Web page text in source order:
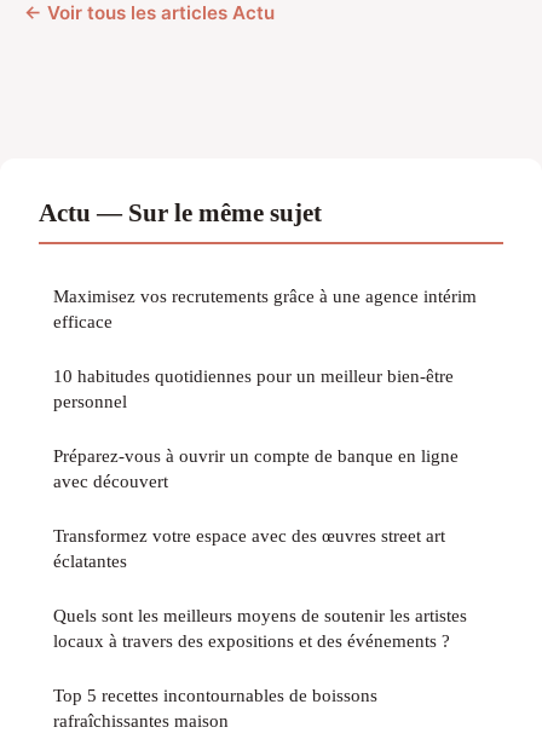
← Voir tous les articles Actu
Actu — Sur le même sujet
Maximisez vos recrutements grâce à une agence intérim
efficace
10 habitudes quotidiennes pour un meilleur bien-être
personnel
Préparez-vous à ouvrir un compte de banque en ligne
avec découvert
Transformez votre espace avec des œuvres street art
éclatantes
Quels sont les meilleurs moyens de soutenir les artistes
locaux à travers des expositions et des événements ?
Top 5 recettes incontournables de boissons
rafraîchissantes maison